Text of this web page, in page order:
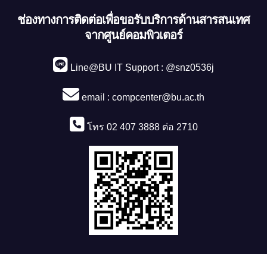
ช่องทางการติดต่อเพื่อขอรับบริการด้านสารสนเทศ
จากศูนย์คอมพิวเตอร์
Line@BU IT Support : @snz0536j
email : compcenter@bu.ac.th
โทร 02 407 3888 ต่อ 2710